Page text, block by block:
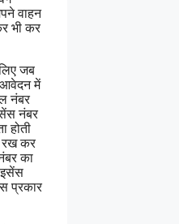
वाहन
भी कर
जब
में
नंबर
नंबर
होती
रख कर
का
प्रकार